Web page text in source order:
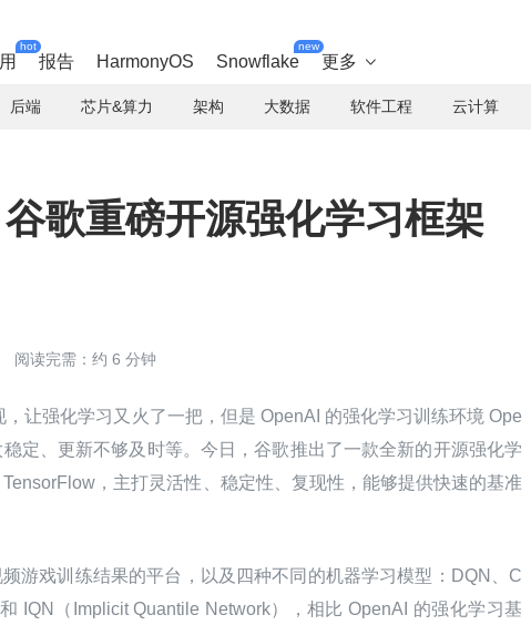
hot
报告 HarmonyOS Snowflake
new
更多 
后端 芯片&算力 架构 大数据 软件工程 云计算
歌重磅开源强化学习框架
阅读完需：约 6 分钟
让强化学习又火了一把，但是 OpenAI 的强化学习训练环境 Ope
定、更新不够及时等。今日，谷歌推出了一款全新的开源强化学
，主打灵活性、稳定性、复现性，能够提供快速的基准
游戏训练结果的平台，以及四种不同的机器学习模型：DQN、C
IQN（Implicit Quantile Network），相比 OpenAI 的强化学习基